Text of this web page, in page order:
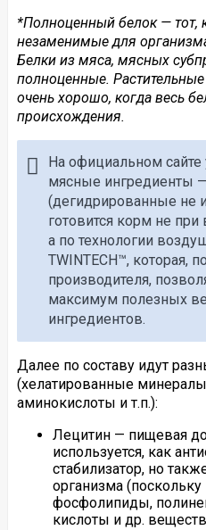
*Полноценный белок — тот,
незаменимые для
Белки из мяса, мясных
полноценные.
очень хорошо, когда весь
происхождения.
На официальном сайте
мясные ингредиенты
(дегидрированные не
готовится корм не
а по технологии
TWINTECH™, которая,
производителя,
максимум полезных
ингредиентов.
Далее по составу идут
(хелатированные
аминокислоты и т.п.):
Лецитин — пищевая
используется, как
стабилизатор, но
организма
фосфолипиды,
кислоты и др.